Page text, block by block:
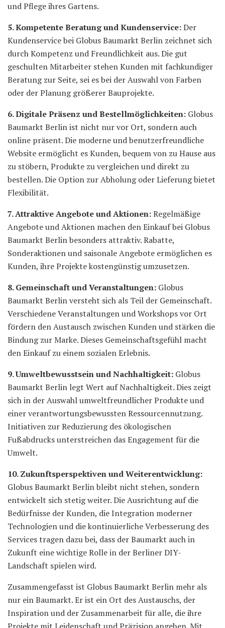
und Pflege ihres Gartens.
5. Kompetente Beratung und Kundenservice:Der
Kundenservice bei Globus Baumarkt Berlin zeichnet sich
durch Kompetenz und Freundlichkeit aus. Die gut
geschulten Mitarbeiter stehen Kunden mit fachkundiger
Beratung zur Seite, sei es bei der Auswahl von Farben
oder der Planung größerer Bauprojekte.
6. Digitale Präsenz und Bestellmöglichkeiten: Globus
Baumarkt Berlin ist nicht nur vor Ort, sondern auch
online präsent. Die moderne und benutzerfreundliche
Website ermöglicht es Kunden, bequem von zu Hause aus
zu stöbern, Produkte zu vergleichen und direkt zu
bestellen. Die Option zur Abholung oder Lieferung bietet
Flexibilität.
7. Attraktive Angebote und Aktionen:Regelmäßige
Angebote und Aktionen machen den Einkauf bei Globus
Baumarkt Berlin besonders attraktiv. Rabatte,
Sonderaktionen und saisonale Angebote ermöglichen es
Kunden, ihre Projekte kostengünstig umzusetzen.
8. Gemeinschaft und Veranstaltungen: Globus
Baumarkt Berlin versteht sich als Teil der Gemeinschaft.
Verschiedene Veranstaltungen und Workshops vor Ort
fördern den Austausch zwischen Kunden und stärken die
Bindung zur Marke. Dieses Gemeinschaftsgefühl macht
den Einkauf zu einem sozialen Erlebnis.
9. Umweltbewusstsein und Nachhaltigkeit: Globus
Baumarkt Berlin legt Wert auf Nachhaltigkeit. Dies zeigt
sich in der Auswahl umweltfreundlicher Produkte und
einer verantwortungsbewussten Ressourcennutzung.
Initiativen zur Reduzierung des ökologischen
Fußabdrucks unterstreichen das Engagement für die
Umwelt.
10. Zukunftsperspektiven und Weiterentwicklung:
Globus Baumarkt Berlin bleibt nicht stehen, sondern
entwickelt sich stetig weiter. Die Ausrichtung auf die
Bedürfnisse der Kunden, die Integration moderner
Technologien und die kontinuierliche Verbesserung des
Services tragen dazu bei, dass der Baumarkt auch in
Zukunft eine wichtige Rolle in der Berliner DIY-
Landschaft spielen wird.
Zusammengefasst ist Globus Baumarkt Berlin mehr als
nur ein Baumarkt. Er ist ein Ort des Austauschs, der
Inspiration und der Zusammenarbeit für alle, die ihre